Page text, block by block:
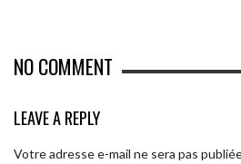
NO COMMENT
LEAVE A REPLY
Votre adresse e-mail ne sera pas